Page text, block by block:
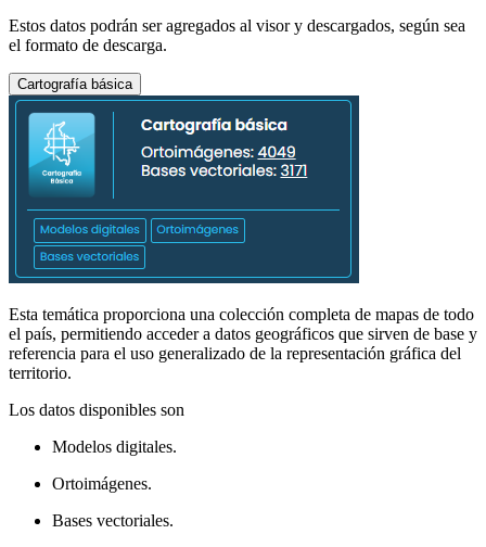
Estos datos podrán ser agregados al visor y descargados, según sea
el formato de descarga.
Cartografía básica
Esta temática proporciona una colección completa de mapas de todo
el país, permitiendo acceder a datos geográficos que sirven de base y
referencia para el uso generalizado de la representación gráfica del
territorio.
Los datos disponibles son
Modelos digitales.
Ortoimágenes.
Bases vectoriales.